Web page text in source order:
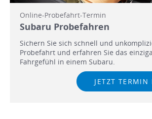
Online-Probefahrt-Termin
Subaru Probefahren
Sichern Sie sich schnell und
Probefahrt und erfahren Sie das
Fahrgefühl in einem Subaru.
JETZT TERMIN